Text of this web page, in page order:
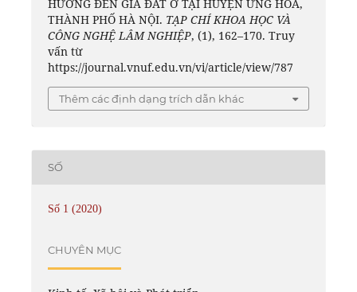
HƯỞNG ĐẾN GIÁ ĐẤT Ở TẠI HUYỆN ỨNG HÒA,
THÀNH PHỐ HÀ NỘI. TẠP CHÍ KHOA HỌC VÀ
CÔNG NGHỆ LÂM NGHIỆP, (1), 162–170. Truy
vấn từ
https://journal.vnuf.edu.vn/vi/article/view/787
Thêm các định dạng trích dẫn khác
SỐ
Số 1 (2020)
CHUYÊN MỤC